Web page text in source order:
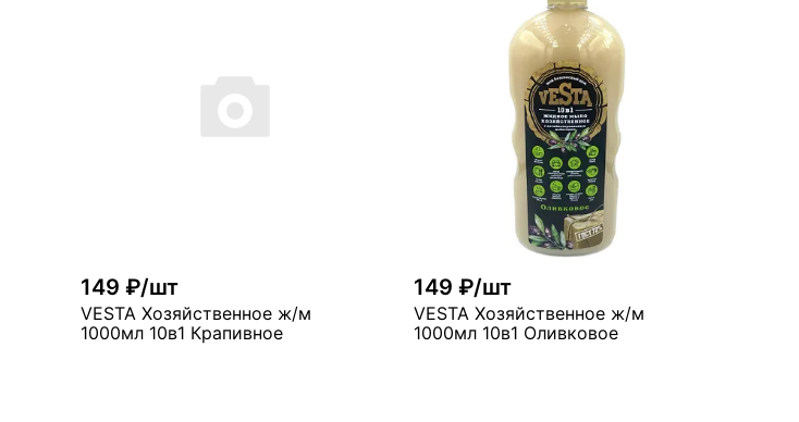
В корзину
много
149 ₽/шт
VESTA Хозяйственное ж/м
1000мл 10в1 Крапивное
149 ₽/шт
VESTA Хозяйственное ж/м
1000мл 10в1 Оливковое